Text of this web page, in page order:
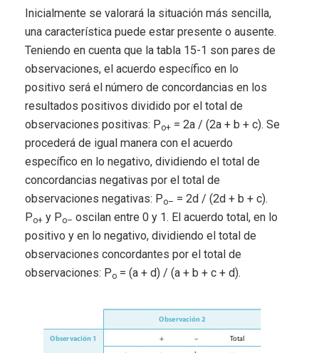
Inicialmente se valorará la situación más sencilla,
una característica puede estar presente o ausente.
Teniendo en cuenta que la tabla 15-1 son pares de
observaciones, el acuerdo específico en lo
positivo será el número de concordancias en los
resultados positivos dividido por el total de
observaciones positivas: Po+ = 2a / (2a + b + c). Se
procederá de igual manera con el acuerdo
específico en lo negativo, dividiendo el total de
concordancias negativas por el total de
observaciones negativas: Po– = 2d / (2d + b + c).
Po+ y Po– oscilan entre 0 y 1. El acuerdo total, en lo
positivo y en lo negativo, dividiendo el total de
observaciones concordantes por el total de
observaciones: Po = (a + d) / (a + b + c + d).